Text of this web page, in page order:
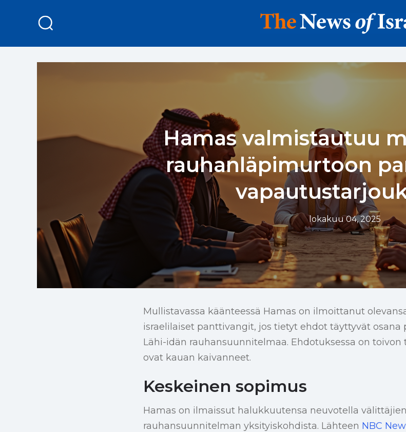
Hamas valmistautuu
rauhanläpimurtoon
lokakuu 04, 2025
Mullistavassa käänteessä Hamas on ilmoittanut
israelilaiset panttivangit, jos tietyt ehdot täyttyvät
Lähi-idän rauhansuunnitelmaa. Ehdotuksessa on
ovat kauan kaivanneet.
Keskeinen sopimus
Hamas on ilmaissut halukkuutensa neuvotella
rauhansuunnitelman yksityiskohdista. Lähteen NBC